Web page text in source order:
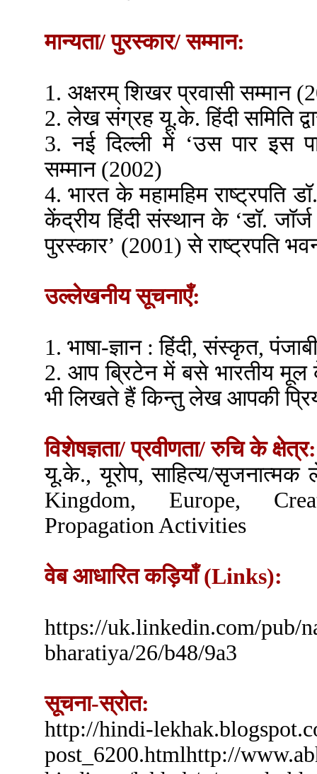
मान्यता/ पुरस्कार/ सम्मान:
1. अक्षरम् शिखर प्रवासी सम्मान
2. लेख संग्रह यू.के. हिंदी समिति
3. नई दिल्ली में ‘उस पार इस
सम्मान (2002)
4. भारत के महामहिम राष्ट्रपति
केंद्रीय हिंदी संस्थान के ‘डॉ. जॉर्ज
पुरस्कार’ (2001) से राष्ट्रपति
उल्लेखनीय सूचनाएँ:
1. भाषा-ज्ञान : हिंदी, संस्कृत,
2. आप ब्रिटेन में बसे भारतीय
भी लिखते हैं किन्तु लेख आपकी
विशेषज्ञता/ प्रवीणता/ रुचि के क्षेत्र:
यू.के., यूरोप, साहित्य/सृजनात्मक
Kingdom, Europe,
Propagation Activities
वेब आधारित कड़ियाँ (Links):
https://uk.linkedin.com/pub/
bharatiya/26/b48/9a3
सूचना-स्रोत:
http://hindi-
post_6200.htmlhttp://